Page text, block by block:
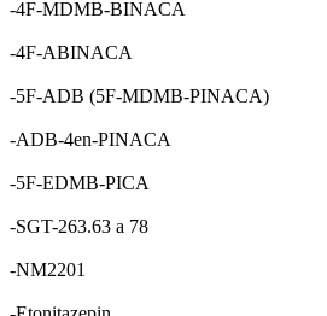
-4F-MDMB-BINACA
-4F-ABINACA
-5F-ADB (5F-MDMB-PINACA)
-ADB-4en-PINACA
-5F-EDMB-PICA
-SGT-263.63 a 78
-NM2201